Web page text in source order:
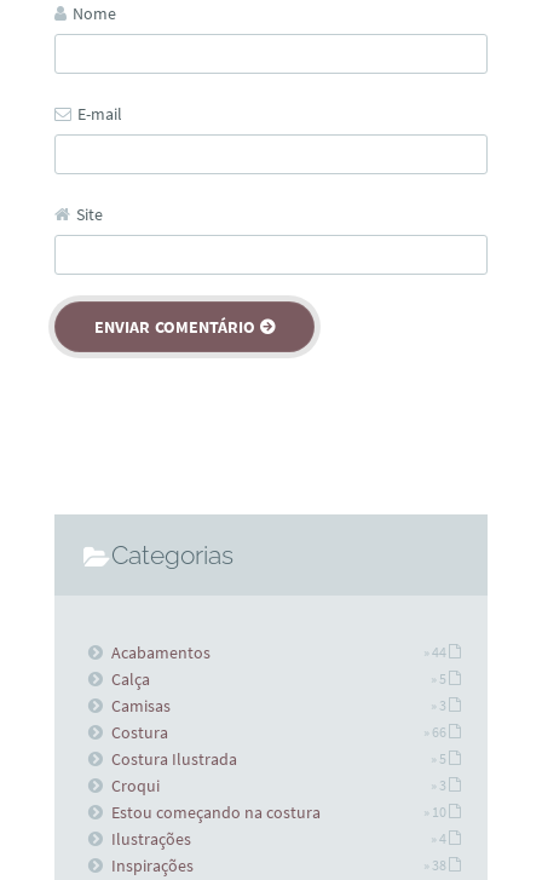
Nome
E-mail
Site
Categorias
Acabamentos » 44
Calça » 5
Camisas » 3
Costura » 66
Costura Ilustrada » 5
Croqui » 3
Estou começando na costura » 10
Ilustrações » 4
Inspirações » 38